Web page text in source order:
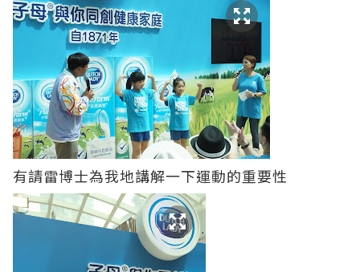
有請雷博士為我地講解一下運動的重要性